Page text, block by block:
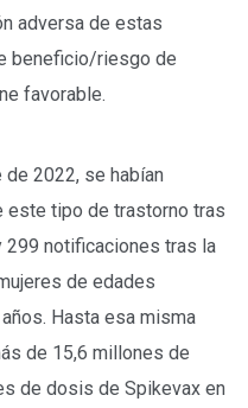
adversa de estas
beneficio/riesgo de
favorable.
de 2022, se habían
tipo de trastorno tras
299 notificaciones tras la
de edades
Hasta esa misma
de 15,6 millones de
de dosis de Spikevax en